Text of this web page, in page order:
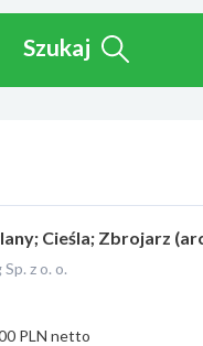
Szukaj
Cieśla; Zbrojarz
z o. o.
PLN netto